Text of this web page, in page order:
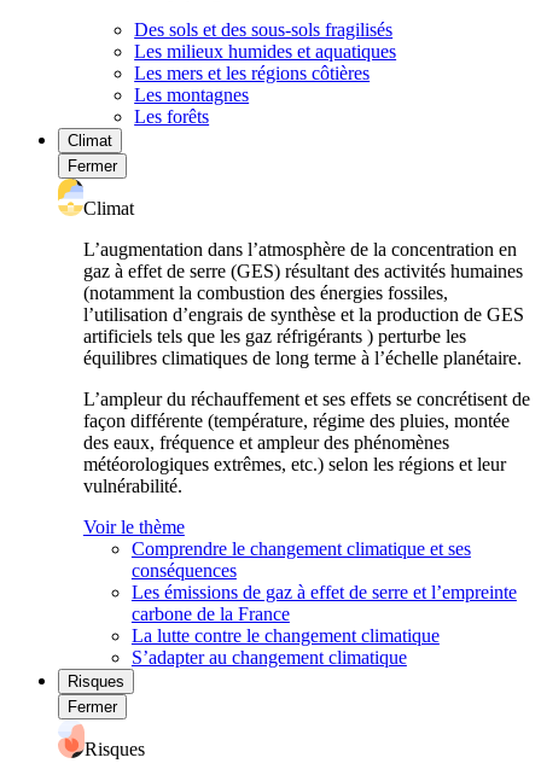
Des sols et des sous-sols fragilisés
Les milieux humides et aquatiques
Les mers et les régions côtières
Les montagnes
Les forêts
Climat
Fermer
Climat
L’augmentation dans l’atmosphère de la concentration en
gaz à effet de serre (GES) résultant des activités humaines
(notamment la combustion des énergies fossiles,
l’utilisation d’engrais de synthèse et la production de GES
artificiels tels que les gaz réfrigérants ) perturbe les
équilibres climatiques de long terme à l’échelle planétaire.
L’ampleur du réchauffement et ses effets se concrétisent de
façon différente (température, régime des pluies, montée
des eaux, fréquence et ampleur des phénomènes
météorologiques extrêmes, etc.) selon les régions et leur
vulnérabilité.
Voir le thème
Comprendre le changement climatique et ses
conséquences
Les émissions de gaz à effet de serre et l’empreinte
carbone de la France
La lutte contre le changement climatique
S’adapter au changement climatique
Risques
Fermer
Risques